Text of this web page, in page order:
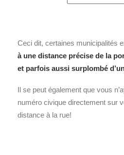
Ceci dit, certaines municipalités
à une distance précise de la
et parfois aussi surplombé
Il se peut également que vous
numéro civique directement sur
distance à la rue!